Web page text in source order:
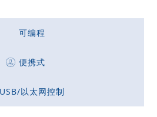
可编程
便携式​
USB/以太网控制